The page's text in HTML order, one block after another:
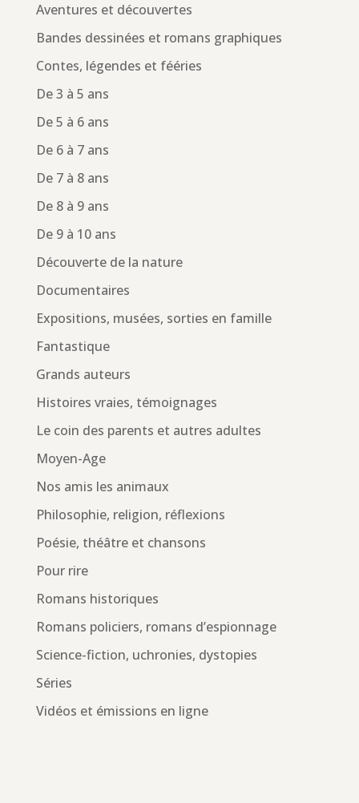
Aventures et découvertes
Bandes dessinées et romans graphiques
Contes, légendes et fééries
De 3 à 5 ans
De 5 à 6 ans
De 6 à 7 ans
De 7 à 8 ans
De 8 à 9 ans
De 9 à 10 ans
Découverte de la nature
Documentaires
Expositions, musées, sorties en famille
Fantastique
Grands auteurs
Histoires vraies, témoignages
Le coin des parents et autres adultes
Moyen-Age
Nos amis les animaux
Philosophie, religion, réflexions
Poésie, théâtre et chansons
Pour rire
Romans historiques
Romans policiers, romans d’espionnage
Science-fiction, uchronies, dystopies
Séries
Vidéos et émissions en ligne